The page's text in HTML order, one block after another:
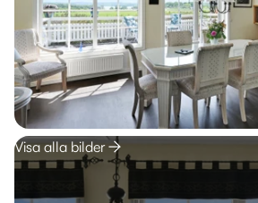
Visa alla bilder